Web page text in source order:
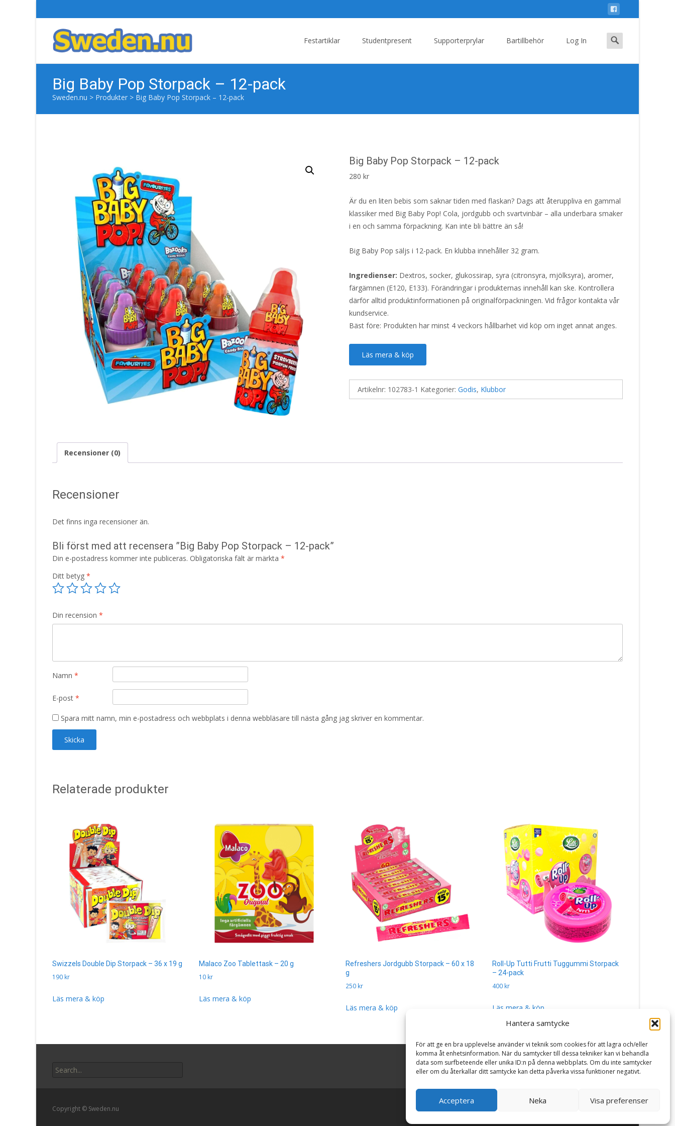
Hantera samtycke
För att ge en bra upplevelse använder vi teknik som cookies för att lagra och/eller
komma åt enhetsinformation. När du samtycker till dessa tekniker kan vi behandla
data som surfbeteende eller unika ID:n på denna webbplats. Om du inte samtycker
eller om du återkallar ditt samtycke kan detta påverka vissa funktioner negativt.
Acceptera Neka Visa preferenser
Festartiklar Studentpresent Supporterprylar Bartillbehör Log In
Search
for:
Big Baby Pop Storpack – 12-pack
Sweden.nu > Produkter > Big Baby Pop Storpack – 12-pack
Big Baby Pop Storpack – 12-pack
280 kr
Är du en liten bebis som saknar tiden med flaskan? Dags att återuppliva en gammal
klassiker med Big Baby Pop! Cola, jordgubb och svartvinbär – alla underbara smaker
i en och samma förpackning. Kan inte bli bättre än så!
Big Baby Pop säljs i 12-pack. En klubba innehåller 32 gram.
Ingredienser: Dextros, socker, glukossirap, syra (citronsyra, mjölksyra), aromer,
färgämnen (E120, E133). Förändringar i produkternas innehåll kan ske. Kontrollera
därför alltid produktinformationen på originalförpackningen. Vid frågor kontakta vår
kundservice.
Bäst före: Produkten har minst 4 veckors hållbarhet vid köp om inget annat anges.
Läs mera & köp
Artikelnr: 102783-1 Kategorier: Godis, Klubbor
Recensioner (0)
Recensioner
Det finns inga recensioner än.
Bli först med att recensera ”Big Baby Pop Storpack – 12-pack”
Din e-postadress kommer inte publiceras. Obligatoriska fält är märkta *
Ditt betyg *
Din recension *
Namn *
E-post *
Spara mitt namn, min e-postadress och webbplats i denna webbläsare till nästa gång jag skriver en kommentar.
Relaterade produkter
Swizzels Double Dip Storpack – 36 x 19 g
190 kr
Läs mera & köp
Malaco Zoo Tablettask – 20 g
10 kr
Läs mera & köp
Refreshers Jordgubb Storpack – 60 x 18
g
250 kr
Läs mera & köp
Roll-Up Tutti Frutti Tuggummi Storpack
– 24-pack
400 kr
Läs mera & köp Läs mera
for:
Copyright © Sweden.nu Powered by WordPress